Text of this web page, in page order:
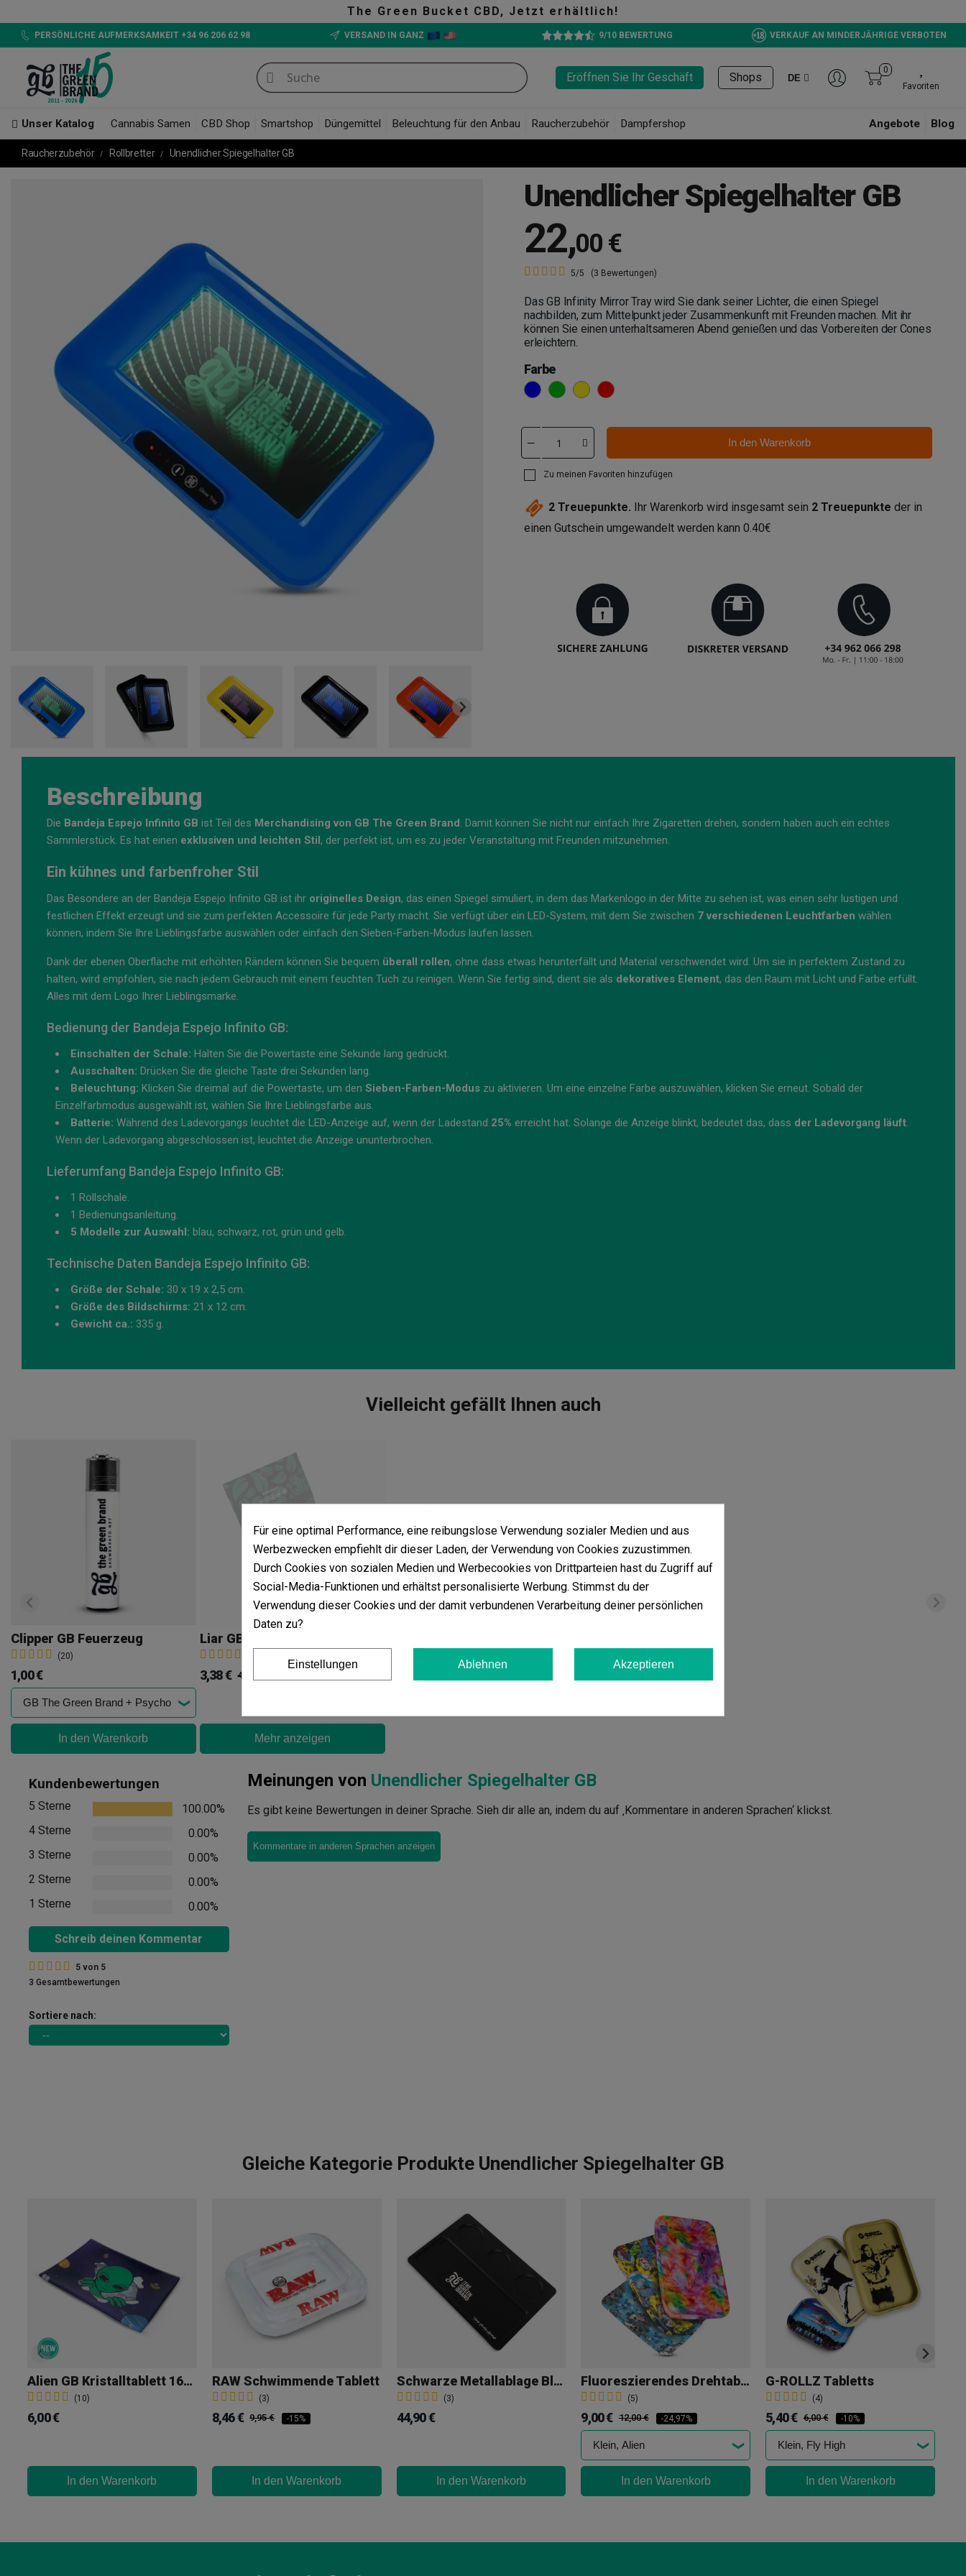
The Green Bucket CBD, Jetzt erhältlich!
PERSÖNLICHE AUFMERKSAMKEIT +34 96 206 62 98 VERSAND IN GANZ 9/10 BEWERTUNG VERKAUF AN MINDERJÄHRIGE VERBOTEN
Eröffnen Sie Ihr Geschäft Shops DE
0
Favoriten
Unser Katalog Cannabis Samen CBD Shop Smartshop Düngemittel Beleuchtung für den Anbau Raucherzubehör Dampfershop Angebote Blog
Raucherzubehör Rollbretter Unendlicher Spiegelhalter GB
Unendlicher Spiegelhalter GB
22,00 €
5/5 (3 Bewertungen)
Das GB Infinity Mirror Tray wird Sie dank seiner Lichter, die einen Spiegel
nachbilden, zum Mittelpunkt jeder Zusammenkunft mit Freunden machen. Mit ihr
können Sie einen unterhaltsameren Abend genießen und das Vorbereiten der Cones
erleichtern.
Farbe
Blau Grün Gelb Rot
In den Warenkorb
Zu meinen Favoriten hinzufügen
2 Treuepunkte. Ihr Warenkorb wird insgesamt sein 2 Treuepunkte der in
einen Gutschein umgewandelt werden kann 0.40€
Beschreibung
Die Bandeja Espejo Infinito GB ist Teil des Merchandising von GB The Green Brand. Damit können Sie nicht nur einfach Ihre Zigaretten drehen, sondern haben auch ein echtes
Sammlerstück. Es hat einen exklusiven und leichten Stil, der perfekt ist, um es zu jeder Veranstaltung mit Freunden mitzunehmen.
Ein kühnes und farbenfroher Stil
Das Besondere an der Bandeja Espejo Infinito GB ist ihr originelles Design, das einen Spiegel simuliert, in dem das Markenlogo in der Mitte zu sehen ist, was einen sehr lustigen und
festlichen Effekt erzeugt und sie zum perfekten Accessoire für jede Party macht. Sie verfügt über ein LED-System, mit dem Sie zwischen 7 verschiedenen Leuchtfarben wählen
können, indem Sie Ihre Lieblingsfarbe auswählen oder einfach den Sieben-Farben-Modus laufen lassen.
Dank der ebenen Oberfläche mit erhöhten Rändern können Sie bequem überall rollen, ohne dass etwas herunterfällt und Material verschwendet wird. Um sie in perfektem Zustand zu
halten, wird empfohlen, sie nach jedem Gebrauch mit einem feuchten Tuch zu reinigen. Wenn Sie fertig sind, dient sie als dekoratives Element, das den Raum mit Licht und Farbe erfüllt.
Alles mit dem Logo Ihrer Lieblingsmarke.
Bedienung der Bandeja Espejo Infinito GB:
Einschalten der Schale: Halten Sie die Powertaste eine Sekunde lang gedrückt.
Ausschalten: Drücken Sie die gleiche Taste drei Sekunden lang.
Beleuchtung: Klicken Sie dreimal auf die Powertaste, um den Sieben-Farben-Modus zu aktivieren. Um eine einzelne Farbe auszuwählen, klicken Sie erneut. Sobald der
Einzelfarbmodus ausgewählt ist, wählen Sie Ihre Lieblingsfarbe aus.
Batterie: Während des Ladevorgangs leuchtet die LED-Anzeige auf, wenn der Ladestand 25% erreicht hat. Solange die Anzeige blinkt, bedeutet das, dass der Ladevorgang läuft.
Wenn der Ladevorgang abgeschlossen ist, leuchtet die Anzeige ununterbrochen.
Lieferumfang Bandeja Espejo Infinito GB:
1 Rollschale.
1 Bedienungsanleitung.
5 Modelle zur Auswahl: blau, schwarz, rot, grün und gelb.
Technische Daten Bandeja Espejo Infinito GB:
Größe der Schale: 30 x 19 x 2,5 cm.
Größe des Bildschirms: 21 x 12 cm.
Gewicht ca.: 335 g.
Vielleicht gefällt Ihnen auch
Clipper GB Feuerzeug
(20)
1,00 €
In den Warenkorb
Liar GB 4-In-1 Blätter
3,38 € 4,50 €
Mehr anzeigen
Kundenbewertungen
5 Sterne
100.00%
4 Sterne
0.00%
3 Sterne
0.00%
2 Sterne
0.00%
1 Sterne
0.00%
Schreib deinen Kommentar
5 von 5
3 Gesamtbewertungen
Sortiere nach:
Meinungen von Unendlicher Spiegelhalter GB
Es gibt keine Bewertungen in deiner Sprache. Sieh dir alle an, indem du auf ‚Kommentare in anderen Sprachen‘ klickst.
Kommentare in anderen Sprachen anzeigen
Gleiche Kategorie Produkte Unendlicher Spiegelhalter GB
Alien GB Kristalltablett 16x12
(10)
6,00 €
In den Warenkorb
RAW Schwimmende Tablett
(3)
8,46 € 9,95 € -15%
In den Warenkorb
Schwarze Metallablage Black Premium GB
(3)
44,90 €
In den Warenkorb
Fluoreszierendes Drehtablett
(5)
9,00 € 12,00 € -24,97%
In den Warenkorb
G-ROLLZ Tabletts
(4)
5,40 € 6,00 € -10%
In den Warenkorb
Für eine optimal Performance, eine reibungslose Verwendung sozialer Medien und aus
Werbezwecken empfiehlt dir dieser Laden, der Verwendung von Cookies zuzustimmen.
Durch Cookies von sozialen Medien und Werbecookies von Drittparteien hast du Zugriff auf
Social-Media-Funktionen und erhältst personalisierte Werbung. Stimmst du der
Verwendung dieser Cookies und der damit verbundenen Verarbeitung deiner persönlichen
Daten zu?
Einstellungen Ablehnen Akzeptieren